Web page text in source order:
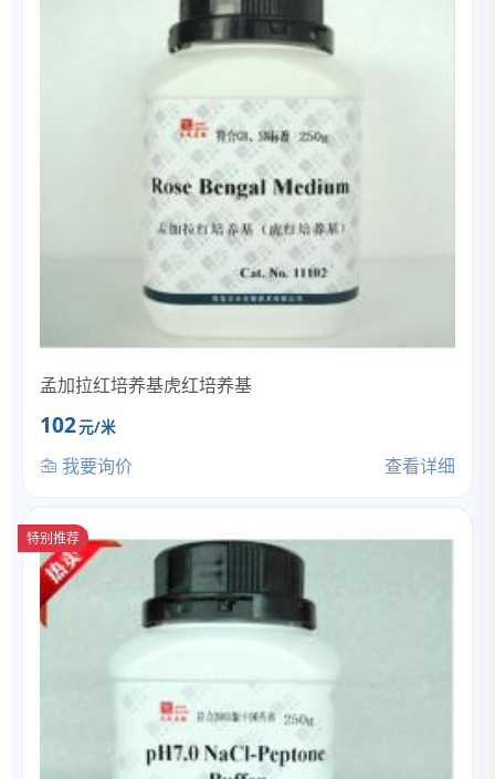
孟加拉红培养基虎红培养基
102元/米
我要询价 查看详细
特别推荐